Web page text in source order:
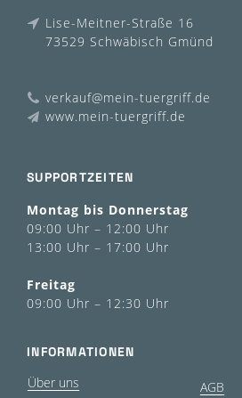
Lise-Meitner-Straße 16
73529 Schwäbisch Gmünd
verkauf@mein-tuergriff.de
www.mein-tuergriff.de
SUPPORTZEITEN
Montag bis Donnerstag
09:00 Uhr – 12:00 Uhr
13:00 Uhr – 17:00 Uhr
Freitag
09:00 Uhr – 12:30 Uhr
INFORMATIONEN
Über uns
AGB